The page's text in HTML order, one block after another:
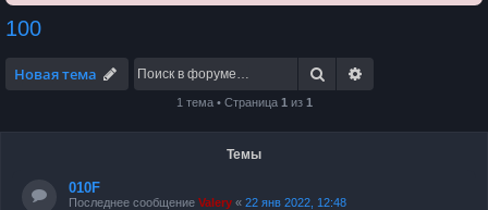
100
Новая тема Поиск
1 тема • Страница 1 из 1
Темы
010F
Последнее сообщение Valery « 22 янв 2022, 12:48